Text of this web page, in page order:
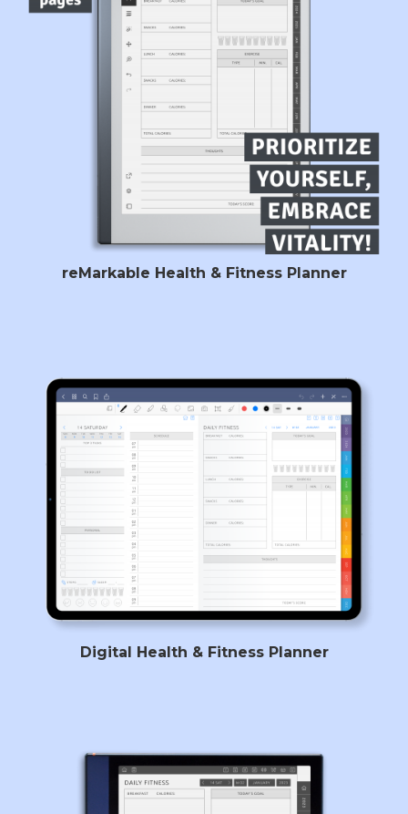
reMarkable Health & Fitness Planner
Digital Health & Fitness Planner